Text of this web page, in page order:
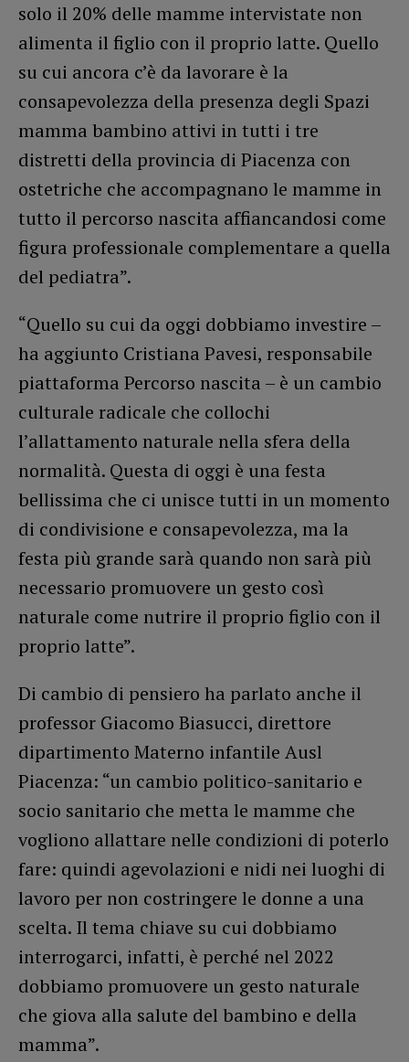
solo il 20% delle mamme intervistate non
alimenta il figlio con il proprio latte. Quello
su cui ancora c’è da lavorare è la
consapevolezza della presenza degli Spazi
mamma bambino attivi in tutti i tre
distretti della provincia di Piacenza con
ostetriche che accompagnano le mamme in
tutto il percorso nascita affiancandosi come
figura professionale complementare a quella
del pediatra”.
“Quello su cui da oggi dobbiamo investire –
ha aggiunto Cristiana Pavesi, responsabile
piattaforma Percorso nascita – è un cambio
culturale radicale che collochi
l’allattamento naturale nella sfera della
normalità. Questa di oggi è una festa
bellissima che ci unisce tutti in un momento
di condivisione e consapevolezza, ma la
festa più grande sarà quando non sarà più
necessario promuovere un gesto così
naturale come nutrire il proprio figlio con il
proprio latte”.
Di cambio di pensiero ha parlato anche il
professor Giacomo Biasucci, direttore
dipartimento Materno infantile Ausl
Piacenza: “un cambio politico-sanitario e
socio sanitario che metta le mamme che
vogliono allattare nelle condizioni di poterlo
fare: quindi agevolazioni e nidi nei luoghi di
lavoro per non costringere le donne a una
scelta. Il tema chiave su cui dobbiamo
interrogarci, infatti, è perché nel 2022
dobbiamo promuovere un gesto naturale
che giova alla salute del bambino e della
mamma”.